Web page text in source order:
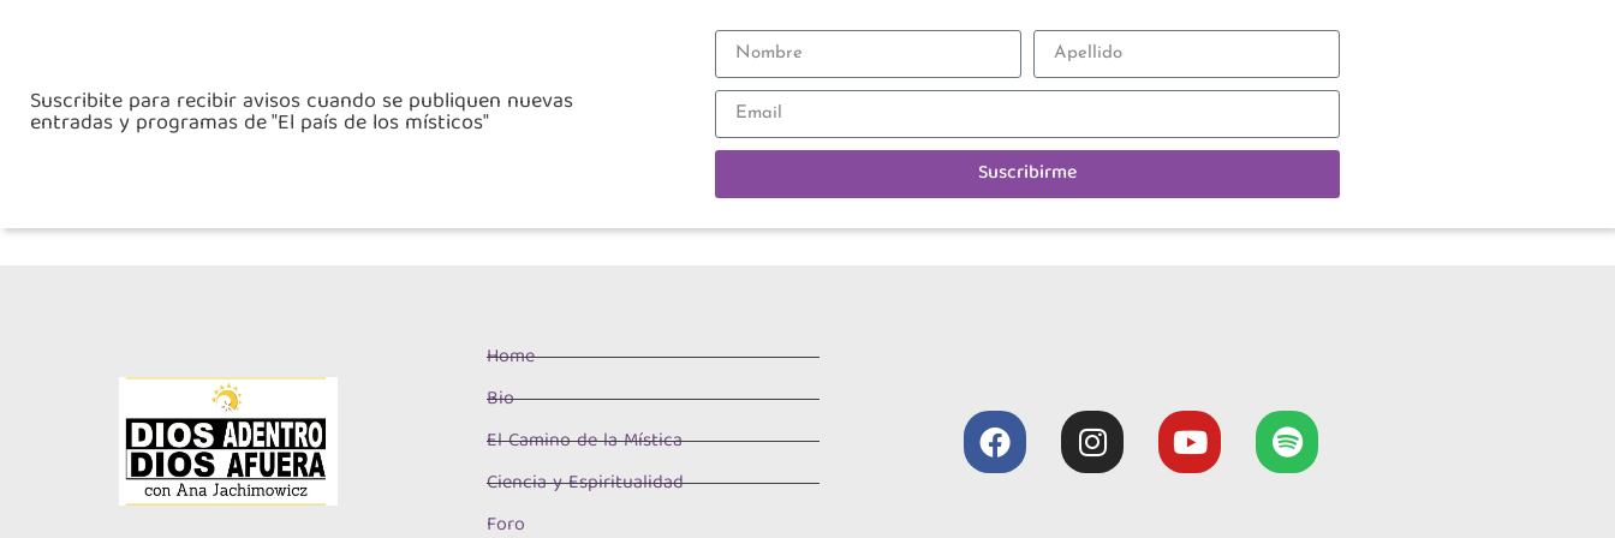
Suscribite para recibir avisos cuando se publiquen nuevas
entradas y programas de "El país de los místicos"
Suscribirme
Home
Bio
El Camino de la Mística
Ciencia y Espiritualidad
Foro